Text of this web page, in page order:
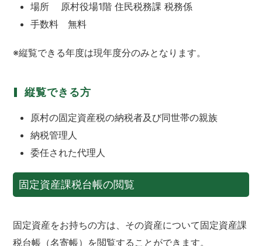
場所 原村役場1階 住民税務課 税務係
手数料 無料
※縦覧できる年度は現年度分のみとなります。
縦覧できる方
原村の固定資産税の納税者及び同世帯の親族
納税管理人
委任された代理人
固定資産課税台帳の閲覧
固定資産をお持ちの方は、その資産について固定資産課
税台帳（名寄帳）を閲覧することができます。